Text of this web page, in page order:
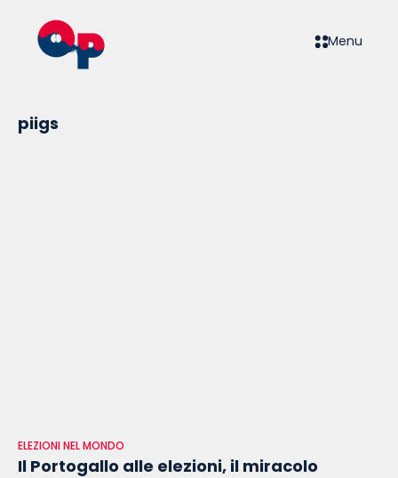
Menu
piigs
ELEZIONI NEL MONDO
Il Portogallo alle elezioni, il miracolo